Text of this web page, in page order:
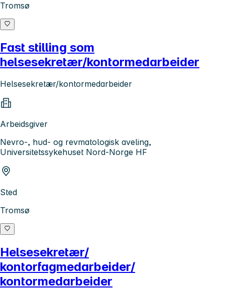
Tromsø
Fast stilling som
helsesekretær/kontormedarbeider
Helsesekretær/kontormedarbeider
Arbeidsgiver
Nevro-, hud- og revmatologisk aveling,
Universitetssykehuset Nord-Norge HF
Sted
Tromsø
Helsesekretær/
kontorfagmedarbeider/
kontormedarbeider